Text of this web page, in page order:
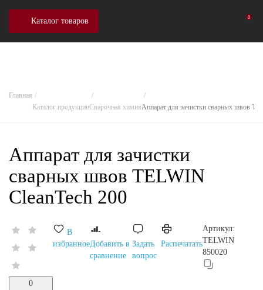
Каталог товаров 0
Главная
Каталог продукцииСварочная химияАппарат для зачистки сварных швов
Аппарат для зачистки
сварных швов TELWIN
CleanTech 200
0
В
избранноеДобавить в
сравнение
Задать
вопрос
Распечатать
Артикул:
TELWIN
850020